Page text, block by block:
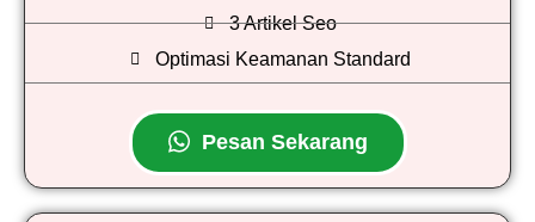
3 Artikel Seo
Optimasi Keamanan Standard
Pesan Sekarang